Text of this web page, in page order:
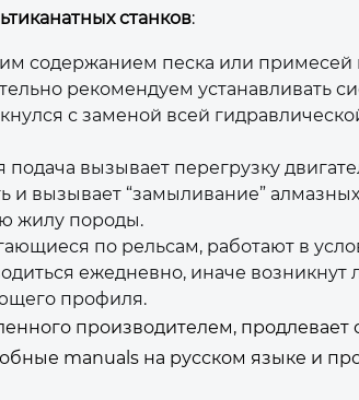
станков:
содержанием песка или примесей
рекомендуем устанавливать
с заменой всей
вызывает перегрузку
вызывает “замыливание”
жилу породы.
по рельсам, работают в
ежедневно, иначе возникнут
профиля.
производителем, продлевает
manuals на русском языке и